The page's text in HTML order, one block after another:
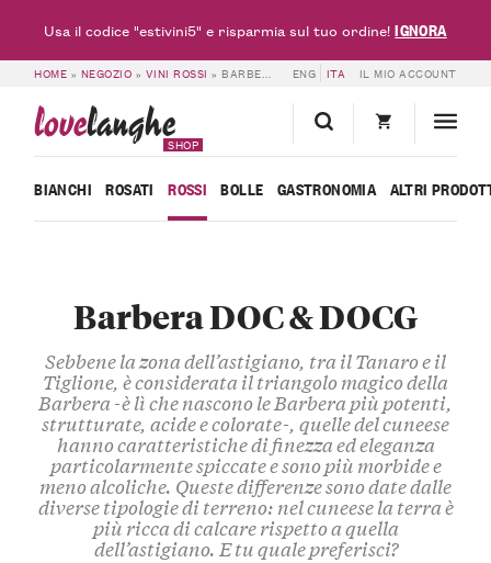
HOME » NEGOZIO » VINI ROSSI » BARBERA DOC & DOCG ENG ITA IL MIO ACCOUNT
lovelanghe
SHOP
BIANCHI ROSATI ROSSI BOLLE GASTRONOMIA ALTRI
Barbera DOC & DOCG
Sebbene la zona dell’astigiano, tra il Tanaro e il
Tiglione, è considerata il triangolo magico della
Barbera -è lì che nascono le Barbera più potenti,
strutturate, acide e colorate-, quelle del cuneese
hanno caratteristiche di finezza ed eleganza
particolarmente spiccate e sono più morbide e
meno alcoliche. Queste differenze sono date dalle
diverse tipologie di terreno: nel cuneese la terra è
più ricca di calcare rispetto a quella
dell’astigiano. E tu quale preferisci?
Usa il codice "estivini5" e risparmia sul tuo ordine!IGNORA